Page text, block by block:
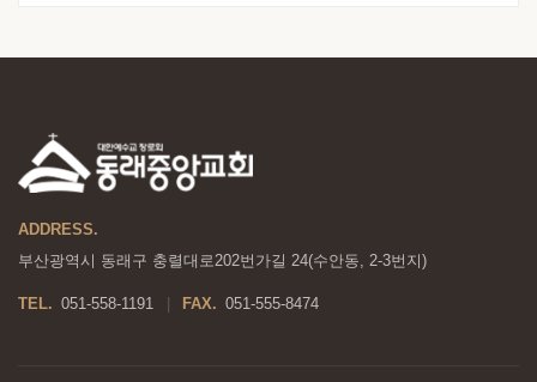
ADDRESS.
부산광역시 동래구 충렬대로202번가길 24(수안동, 2-3번지)
TEL. 051-558-1191 FAX. 051-555-8474